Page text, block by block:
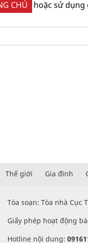
CHỦ hoặc sử
Thế giới Gia đình
Tòa soạn: Tòa nhà Cục
Giấy phép hoạt động
Hotline nội dung: